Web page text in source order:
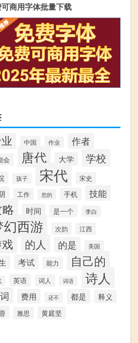
商用字体批量下载
中国 作业 作者
会 唐代 大学 学校
孩子 宋代 宋史
工作 您的 手机 技能
时间 是一个 李白
幻西游 次韵 江西
的人 的是 美国
考试 能力 自己的
英语 词人 词语 诗人
费用 还不 都是 释义
雅思 黄庭坚